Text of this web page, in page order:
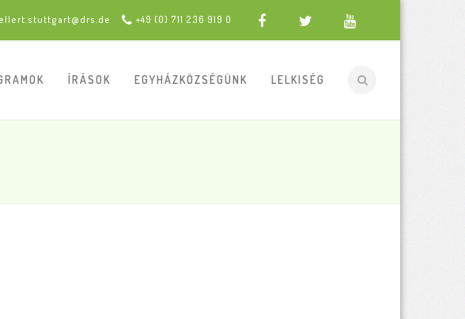
+49 (0) 711 236 919 0
ÍRÁSOK EGYHÁZKÖZSÉGÜNK LELKISÉG